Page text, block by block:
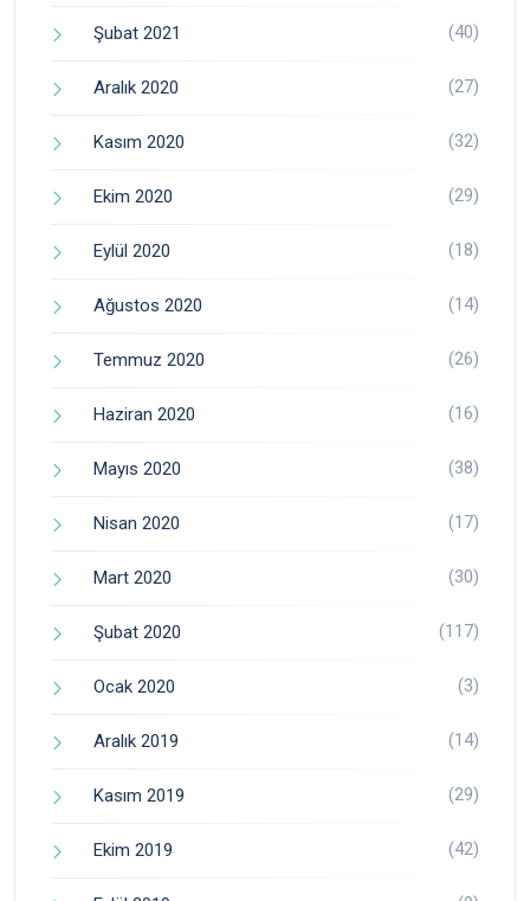
Şubat 2021 (40)
Aralık 2020 (27)
Kasım 2020 (32)
Ekim 2020 (29)
Eylül 2020 (18)
Ağustos 2020 (14)
Temmuz 2020 (26)
Haziran 2020 (16)
Mayıs 2020 (38)
Nisan 2020 (17)
Mart 2020 (30)
Şubat 2020 (117)
Ocak 2020 (3)
Aralık 2019 (14)
Kasım 2019 (29)
Ekim 2019 (42)